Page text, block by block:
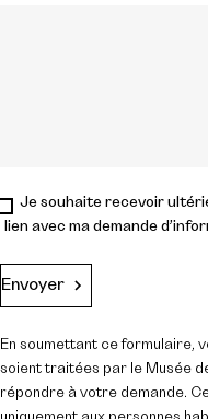
Je souhaite recevoir
lien avec ma demande
Envoyer
En soumettant ce formulaire,
soient traitées par le Musée
répondre à votre demande.